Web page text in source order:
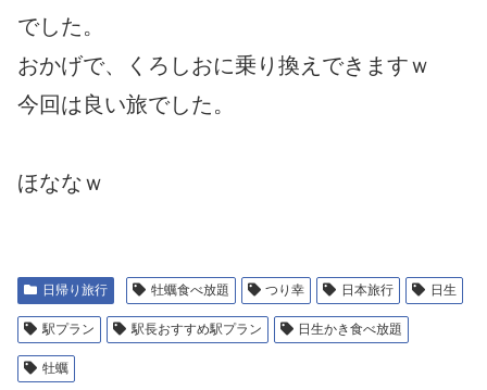
でした。
おかげで、くろしおに乗り換えできますｗ
今回は良い旅でした。
ほななｗ
日帰り旅行 牡蠣食べ放題 つり幸 日本旅行 日生
駅プラン 駅長おすすめ駅プラン 日生かき食べ放題
牡蠣